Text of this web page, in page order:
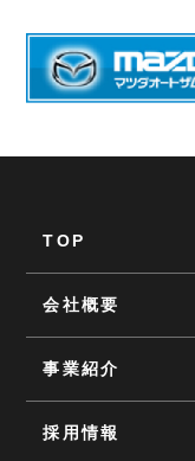
TOP
会社概要
事業紹介
採用情報